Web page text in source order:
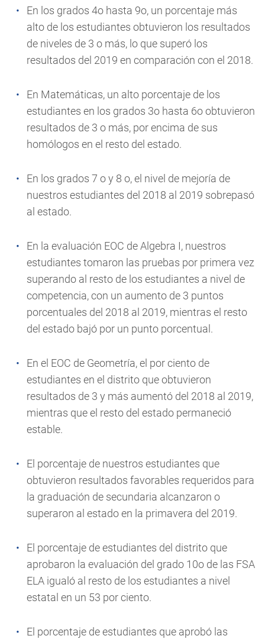
En los grados 4o hasta 9o, un porcentaje más
alto de los estudiantes obtuvieron los resultados
de niveles de 3 o más, lo que superó los
resultados del 2019 en comparación con el 2018.
En Matemáticas, un alto porcentaje de los
estudiantes en los grados 3o hasta 6o obtuvieron
resultados de 3 o más, por encima de sus
homólogos en el resto del estado.
En los grados 7 o y 8 o, el nivel de mejoría de
nuestros estudiantes del 2018 al 2019 sobrepasó
al estado.
En la evaluación EOC de Algebra I, nuestros
estudiantes tomaron las pruebas por primera vez
superando al resto de los estudiantes a nivel de
competencia, con un aumento de 3 puntos
porcentuales del 2018 al 2019, mientras el resto
del estado bajó por un punto porcentual.
En el EOC de Geometría, el por ciento de
estudiantes en el distrito que obtuvieron
resultados de 3 y más aumentó del 2018 al 2019,
mientras que el resto del estado permaneció
estable.
El porcentaje de nuestros estudiantes que
obtuvieron resultados favorables requeridos para
la graduación de secundaria alcanzaron o
superaron al estado en la primavera del 2019.
El porcentaje de estudiantes del distrito que
aprobaron la evaluación del grado 10o de las FSA
ELA igualó al resto de los estudiantes a nivel
estatal en un 53 por ciento.
El porcentaje de estudiantes que aprobó las